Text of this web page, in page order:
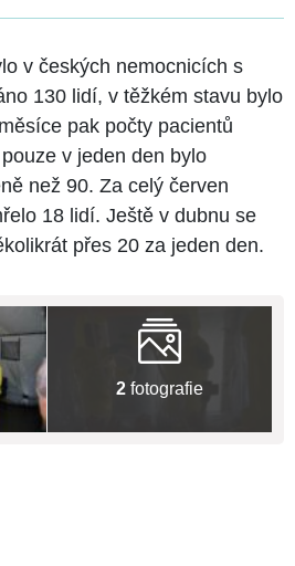
v českých nemocnicích s
130 lidí, v těžkém stavu bylo
pak počty pacientů
v jeden den bylo
než 90. Za celý červen
18 lidí. Ještě v dubnu se
přes 20 za jeden den.
2 fotografie